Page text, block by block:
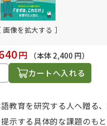
画像を拡大する ］
円
（本体 2,400 円）
カートへ入れる
教育を研究する人へ贈る
示する具体的な課題のも